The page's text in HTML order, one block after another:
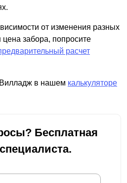
от изменения разных
цена забора, попросите
расчет
Вилладж в нашем калькуляторе
Бесплатная